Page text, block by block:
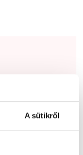
A sütikről